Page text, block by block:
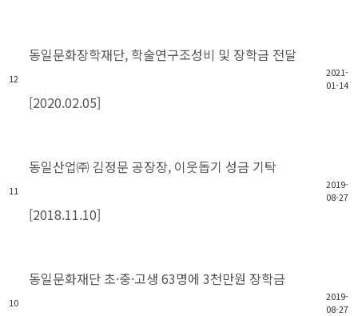
12
동일문화장학재단, 학술연구조성비 및 장학금 전달
[2020.02.05]
2021-
01-14
11
동일산업㈜ 김정문 공장장, 이웃돕기 성금 기탁
[2018.11.10]
2019-
08-27
10
동일문화재단 초·중·고생 63명에 3천만원 장학금
2019-
08-27